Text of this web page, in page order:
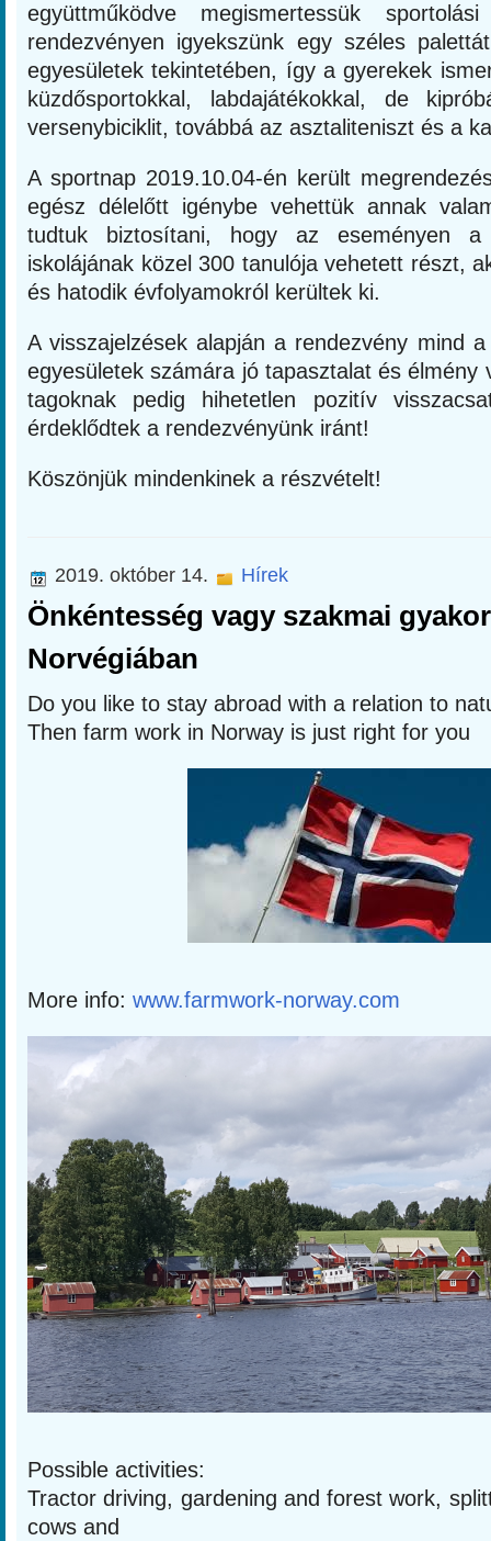
együttműködve megismertessük
rendezvényen igyekszünk egy széles
egyesületek tekintetében, így a gyerekek
küzdősportokkal, labdajátékokkal, de
versenybiciklit, továbbá az asztaliteniszt és a
A sportnap 2019.10.04-én került
egész délelőtt igénybe vehettük annak
tudtuk biztosítani, hogy az eseményen
iskolájának közel 300 tanulója vehetett részt,
és hatodik évfolyamokról kerültek ki.
A visszajelzések alapján a rendezvény mind
egyesületek számára jó tapasztalat és élmény
tagoknak pedig hihetetlen pozitív
érdeklődtek a rendezvényünk iránt!
Köszönjük mindenkinek a részvételt!
2019. október 14. Hírek
Önkéntesség vagy szakmai
Norvégiában
Do you like to stay abroad with a relation to
Then farm work in Norway is just right for you
More info: www.farmwork-norway.com
Possible activities:
Tractor driving, gardening and forest work,
cows and